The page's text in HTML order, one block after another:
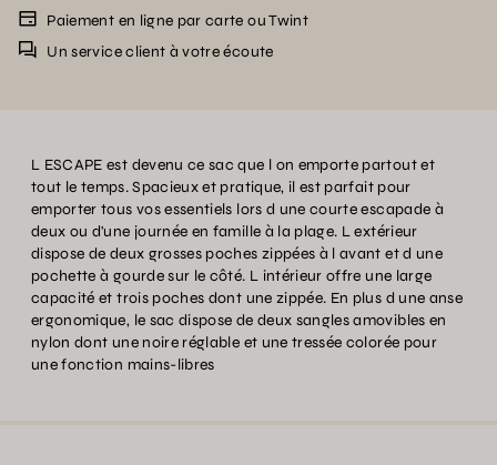
Paiement en ligne par carte ou Twint
Un service client à votre écoute
L ESCAPE est devenu ce sac que l on emporte partout et
tout le temps. Spacieux et pratique, il est parfait pour
emporter tous vos essentiels lors d une courte escapade à
deux ou d'une journée en famille à la plage. L extérieur
dispose de deux grosses poches zippées à l avant et d une
pochette à gourde sur le côté. L intérieur offre une large
capacité et trois poches dont une zippée. En plus d une anse
ergonomique, le sac dispose de deux sangles amovibles en
nylon dont une noire réglable et une tressée colorée pour
une fonction mains-libres